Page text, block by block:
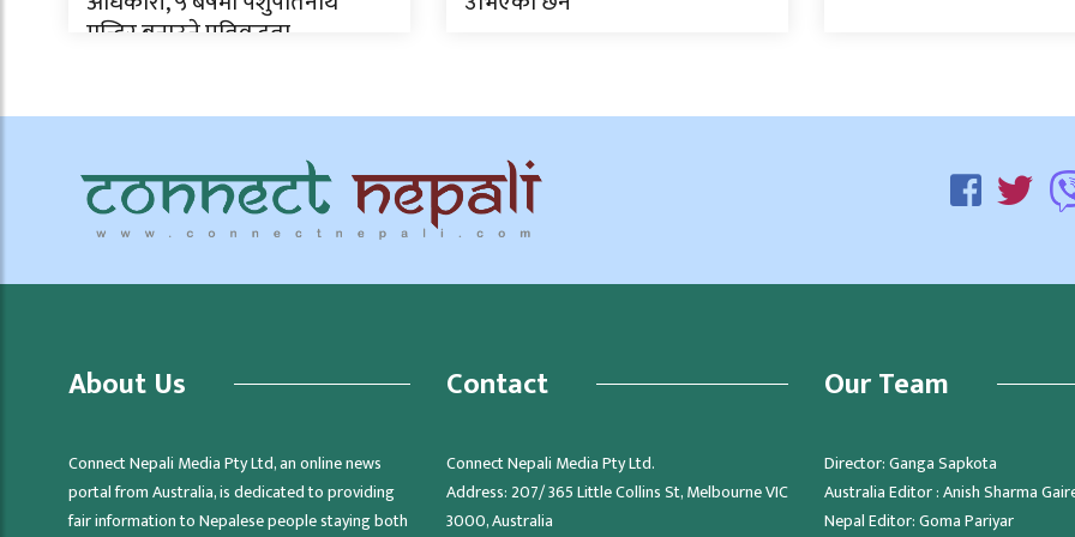
मन्दिर बनाउने प्रतिवद्धता
About Us
Connect Nepali Media Pty Ltd, an online news
portal from Australia, is dedicated to providing
fair information to Nepalese people staying both
Contact
Connect Nepali Media Pty Ltd.
Address: 207/ 365 Little Collins St, Melbourne VIC
3000, Australia
Our Team
Director: Ganga Sapkota
Australia Editor : Anish Sharma
Nepal Editor: Goma Pariyar